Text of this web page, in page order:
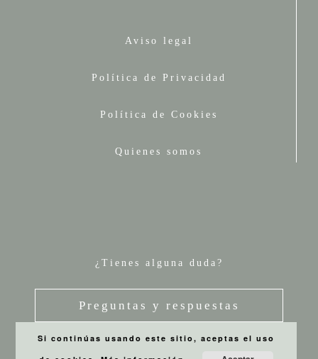
Aviso legal
Política de Privacidad
Política de Cookies
Quienes somos
¿Tienes alguna duda?
Preguntas y respuestas
Si continúas usando este sitio, aceptas el uso